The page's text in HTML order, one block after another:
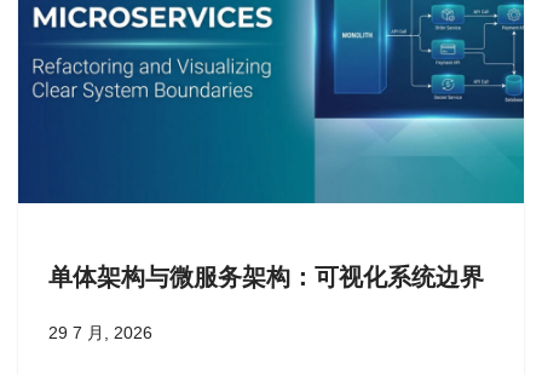
单体架构与微服务架构：可视化系统边界
29 7 月, 2026